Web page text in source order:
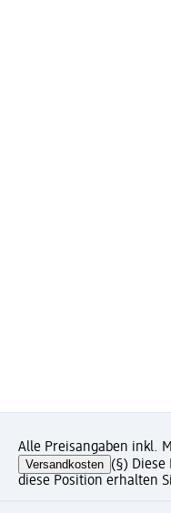
Alle Preisangaben inkl.
Versandkosten (§)
diese Position erhalten